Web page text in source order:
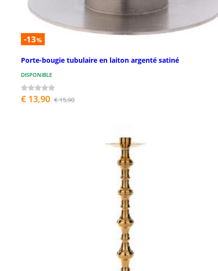
-13%
Porte-bougie tubulaire en laiton argenté satiné
DISPONIBLE
€ 13,90 € 15,90